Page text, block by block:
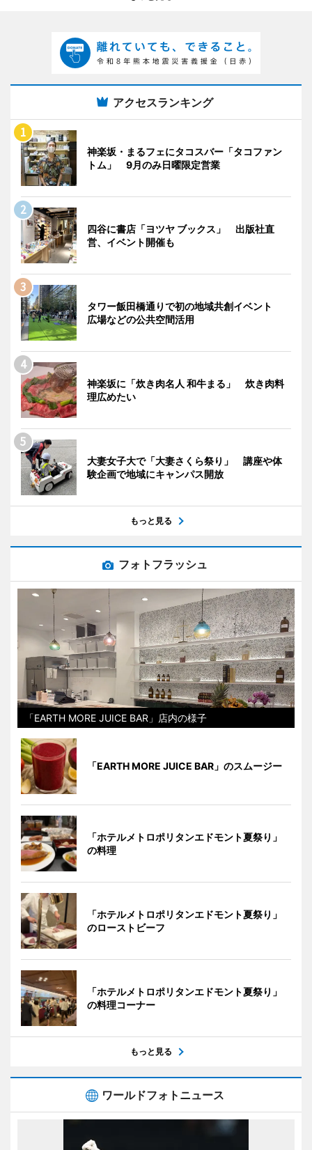
アクセスランキング
神楽坂・まるフェにタコスバー「タコファン
トム」 9月のみ日曜限定営業
四谷に書店「ヨツヤ ブックス」 出版社直
営、イベント開催も
タワー飯田橋通りで初の地域共創イベント
広場などの公共空間活用
神楽坂に「炊き肉名人 和牛まる」 炊き肉料
理広めたい
大妻女子大で「大妻さくら祭り」 講座や体
験企画で地域にキャンパス開放
もっと見る
フォトフラッシュ
「EARTH MORE JUICE BAR」店内の様子
「EARTH MORE JUICE BAR」のスムージー
「ホテルメトロポリタンエドモント夏祭り」
の料理
「ホテルメトロポリタンエドモント夏祭り」
のローストビーフ
「ホテルメトロポリタンエドモント夏祭り」
の料理コーナー
もっと見る
ワールドフォトニュース